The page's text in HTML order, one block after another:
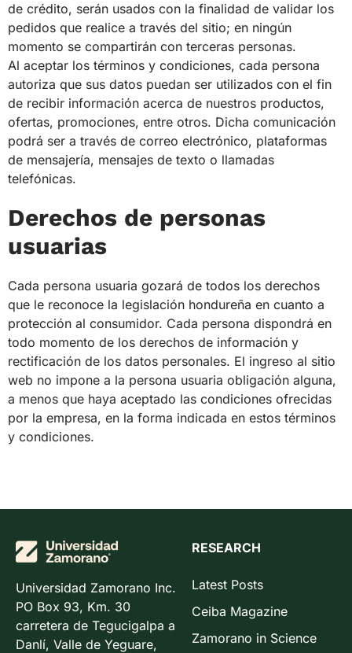
de crédito, serán usados con la finalidad de validar los
pedidos que realice a través del sitio; en ningún
momento se compartirán con terceras personas.
Al aceptar los términos y condiciones, cada persona
autoriza que sus datos puedan ser utilizados con el fin
de recibir información acerca de nuestros productos,
ofertas, promociones, entre otros. Dicha comunicación
podrá ser a través de correo electrónico, plataformas
de mensajería, mensajes de texto o llamadas
telefónicas.
Derechos de personas
usuarias
Cada persona usuaria gozará de todos los derechos
que le reconoce la legislación hondureña en cuanto a
protección al consumidor. Cada persona dispondrá en
todo momento de los derechos de información y
rectificación de los datos personales. El ingreso al sitio
web no impone a la persona usuaria obligación alguna,
a menos que haya aceptado las condiciones ofrecidas
por la empresa, en la forma indicada en estos términos
y condiciones.
Universidad Zamorano Inc.
PO Box 93, Km. 30
carretera de Tegucigalpa a
Danlí, Valle de Yeguare,
RESEARCH
Latest Posts
Ceiba Magazine
Zamorano in Science